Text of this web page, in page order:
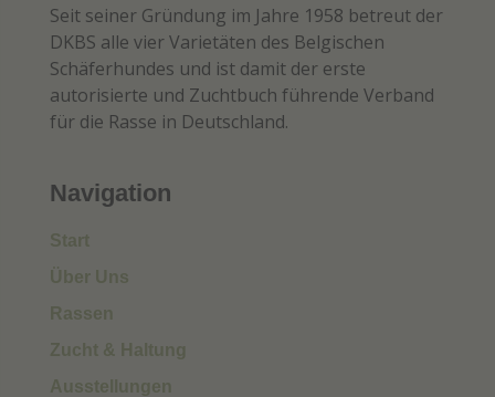
Seit seiner Gründung im Jahre 1958 betreut der
DKBS alle vier Varietäten des Belgischen
Schäferhundes und ist damit der erste
autorisierte und Zuchtbuch führende Verband
für die Rasse in Deutschland.
Navigation
Start
Über Uns
Rassen
Zucht & Haltung
Ausstellungen